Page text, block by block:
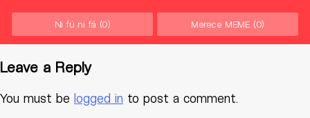
Ni fú ni fá (0) Merece MEME (0)
Leave a Reply
You must be logged in to post a comment.